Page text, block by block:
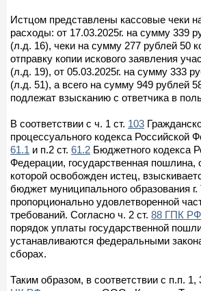
Истцом представлены кассовые чеки
расходы: от 17.03.2025г. на сумму 339
(л.д. 16), чеки на сумму 277 рублей 50
отправку копии искового заявления
(л.д. 19), от 05.03.2025г. на сумму 333
(л.д. 51), а всего на сумму 949 рублей
подлежат взысканию с ответчика в
В соответствии с ч. 1 ст. 103
процессуального кодекса Российской
61.1 и п.2 ст. 61.2 Бюджетного кодекса
Федерации, государственная пошлина,
которой освобожден истец,
бюджет муниципального образования г.
пропорционально удовлетворенной
требований. Согласно ч. 2 ст. 88 ГПК РФ
порядок уплаты государственной
устанавливаются федеральными
сборах.
Таким образом, в соответствии с п.п. 1,